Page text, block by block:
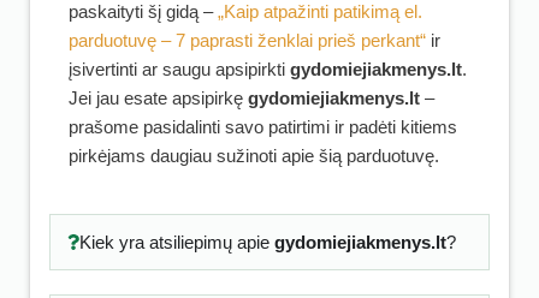
paskaityti šį gidą –„Kaip atpažinti patikimą el.
parduotuvę – 7 paprasti ženklai prieš perkant“ ir
įsivertinti ar saugu apsipirkti gydomiejiakmenys.lt.
Jei jau esate apsipirkę gydomiejiakmenys.lt –
prašome pasidalinti savo patirtimi ir padėti kitiems
pirkėjams daugiau sužinoti apie šią parduotuvę.
Kiek yra atsiliepimų apie gydomiejiakmenys.lt?